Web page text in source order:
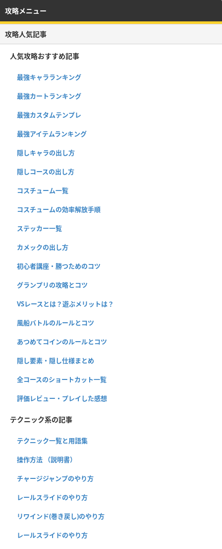
攻略メニュー
攻略人気記事
人気攻略おすすめ記事
最強キャラランキング
最強カートランキング
最強カスタムテンプレ
最強アイテムランキング
隠しキャラの出し方
隠しコースの出し方
コスチューム一覧
コスチュームの効率解放手順
ステッカー一覧
カメックの出し方
初心者講座・勝つためのコツ
グランプリの攻略とコツ
VSレースとは？遊ぶメリットは？
風船バトルのルールとコツ
あつめてコインのルールとコツ
隠し要素・隠し仕様まとめ
全コースのショートカット一覧
評価レビュー・プレイした感想
テクニック系の記事
テクニック一覧と用語集
操作方法 （説明書）
チャージジャンプのやり方
レールスライドのやり方
リワインド(巻き戻し)のやり方
レールスライドのやり方